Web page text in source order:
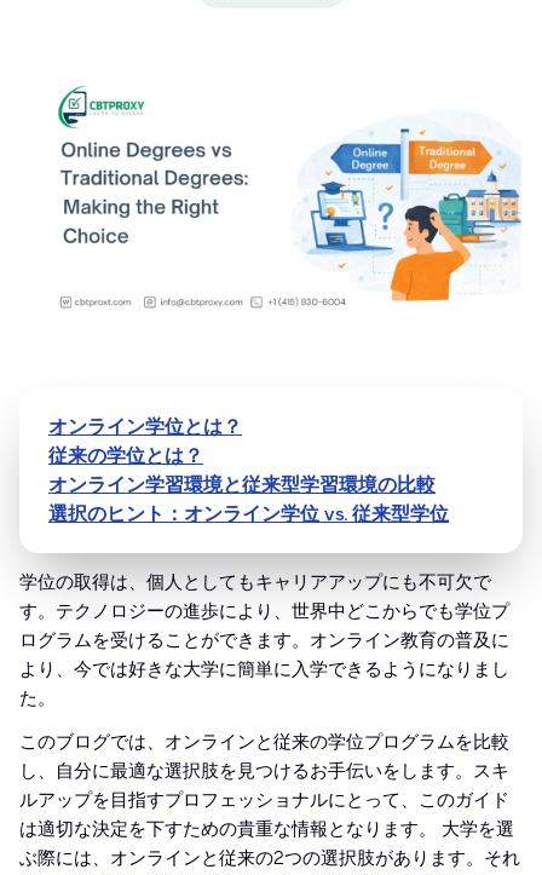
オンライン学位とは？
従来の学位とは？
オンライン学習環境と従来型学習環境の比較
選択のヒント：オンライン学位 vs. 従来型学位
学位の取得は、個人としてもキャリアアップにも不可欠で
す。テクノロジーの進歩により、世界中どこからでも学位プ
ログラムを受けることができます。オンライン教育の普及に
より、今では好きな大学に簡単に入学できるようになりまし
た。
このブログでは、オンラインと従来の学位プログラムを比較
し、自分に最適な選択肢を見つけるお手伝いをします。スキ
ルアップを目指すプロフェッショナルにとって、このガイド
は適切な決定を下すための貴重な情報となります。 大学を選
ぶ際には、オンラインと従来の2つの選択肢があります。それ